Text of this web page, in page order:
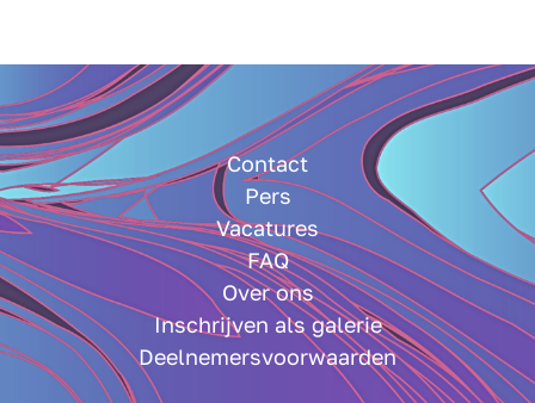
Contact
Pers
Vacatures
FAQ
Over ons
Inschrijven als galerie
Deelnemersvoorwaarden